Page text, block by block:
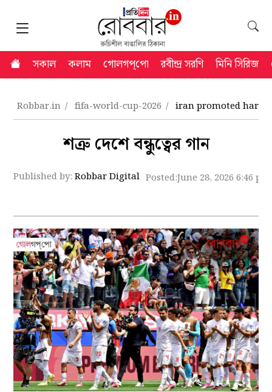
সকাল কলাম গোলগপ্‌পো রবীন্দ্র সরণি মিনি সিরিজ
Robbar.in fifa-world-cup-2026 iran promoted
শত্রু দেশে বন্ধুত্বের গান
Published by:Robbar Digital Posted:June 28, 2026 6:46 pm